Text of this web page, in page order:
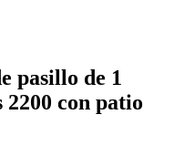
pasillo de 1
con patio